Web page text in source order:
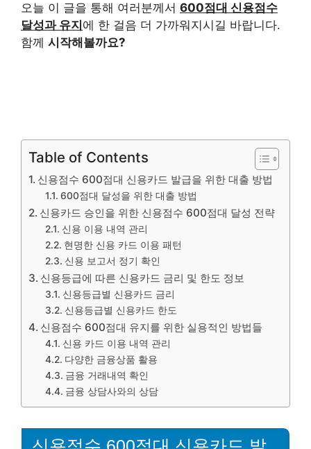
오늘 이 글을 통해 여러분께서 600점대 신용점수
달성과 유지 에 한 걸음 더 가까워지시길 바랍니다.
함께 시작해볼까요?
Table of Contents
신용점수 600점대 신용카드 발급을 위한 대출 방법
600점대 달성을 위한 대출 방법
신용카드 승인을 위한 신용점수 600점대 달성 전략
신용 이용 내역 관리
현명한 신용 카드 이용 패턴
신용 보고서 정기 확인
신용등급에 따른 신용카드 금리 및 한도 정보
신용등급별 신용카드 금리
신용등급별 신용카드 한도
신용점수 600점대 유지를 위한 실용적인 방법들
신용 카드 이용 내역 관리
다양한 금융상품 활용
금융 거래내역 확인
금융 상담사와의 상담